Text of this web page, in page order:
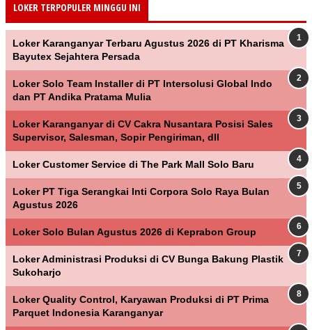
LOKER TERPOPULER MINGGU INI
Loker Karanganyar Terbaru Agustus 2026 di PT Kharisma
Bayutex Sejahtera Persada
Loker Solo Team Installer di PT Intersolusi Global Indo
dan PT Andika Pratama Mulia
Loker Karanganyar di CV Cakra Nusantara Posisi Sales
Supervisor, Salesman, Sopir Pengiriman, dll
Loker Customer Service di The Park Mall Solo Baru
Loker PT Tiga Serangkai Inti Corpora Solo Raya Bulan
Agustus 2026
Loker Solo Bulan Agustus 2026 di Keprabon Group
Loker Administrasi Produksi di CV Bunga Bakung Plastik
Sukoharjo
Loker Quality Control, Karyawan Produksi di PT Prima
Parquet Indonesia Karanganyar